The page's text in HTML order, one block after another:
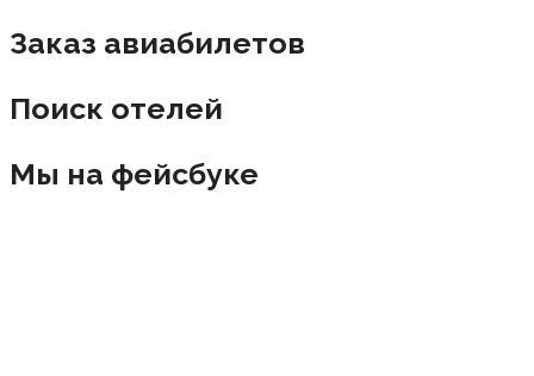
Заказ авиабилетов
Поиск отелей
Мы на фейсбуке